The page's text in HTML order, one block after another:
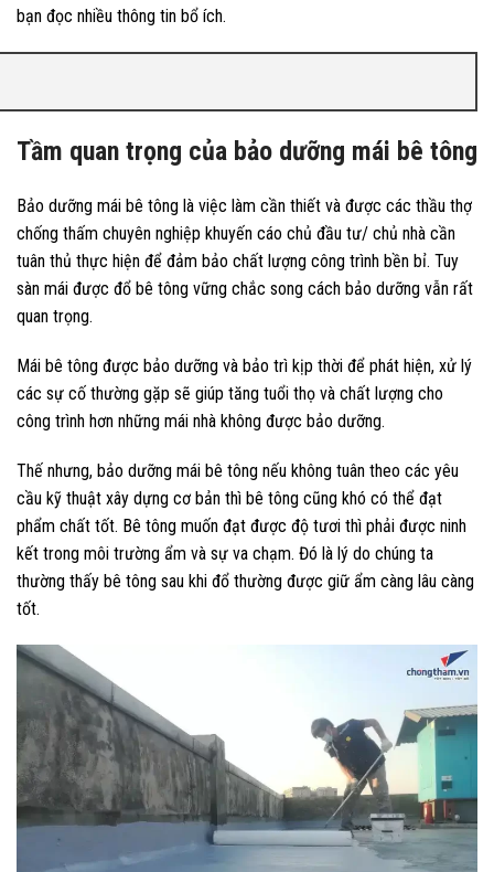
bạn đọc nhiều thông tin bổ ích.
Tầm quan trọng của bảo dưỡng mái bê tông
Bảo dưỡng mái bê tông là việc làm cần thiết và được các thầu thợ
chống thấm chuyên nghiệp khuyến cáo chủ đầu tư/ chủ nhà cần
tuân thủ thực hiện để đảm bảo chất lượng công trình bền bỉ. Tuy
sàn mái được đổ bê tông vững chắc song cách bảo dưỡng vẫn rất
quan trọng.
Mái bê tông được bảo dưỡng và bảo trì kịp thời để phát hiện, xử lý
các sự cố thường gặp sẽ giúp tăng tuổi thọ và chất lượng cho
công trình hơn những mái nhà không được bảo dưỡng.
Thế nhưng, bảo dưỡng mái bê tông nếu không tuân theo các yêu
cầu kỹ thuật xây dựng cơ bản thì bê tông cũng khó có thể đạt
phẩm chất tốt. Bê tông muốn đạt được độ tươi thì phải được ninh
kết trong môi trường ẩm và sự va chạm. Đó là lý do chúng ta
thường thấy bê tông sau khi đổ thường được giữ ẩm càng lâu càng
tốt.